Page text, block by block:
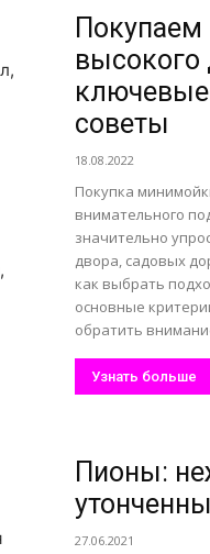
высокого
ключевые
советы
18.08.2022
Покупка
внимательного
значительно
двора, садовых
как выбрать
основные
обратить
Узнать больше
Пионы:
27.06.2021